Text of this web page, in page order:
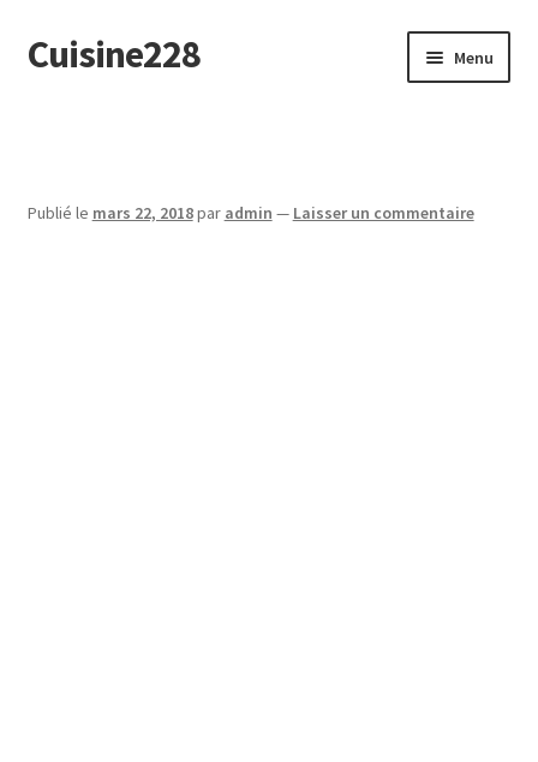
Aller
à
Aller
au
Cuisine228 Menu
Publié le mars 22, 2018par admin — Laisser un commentaire